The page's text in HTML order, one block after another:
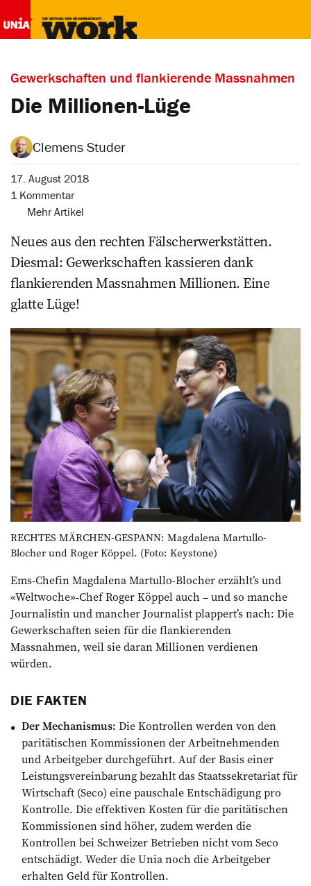
Gewerkschaften und flankierende Massnahmen
Die Millionen-Lüge
Clemens Studer
17. August 2018
1 Kommentar
Mehr Artikel
Neues aus den rechten Fälscherwerkstätten.
Diesmal: Gewerkschaften kassieren dank
flankierenden Massnahmen Millionen. Eine
glatte Lüge!
RECHTES MÄRCHEN-GESPANN: Magdalena Martul­lo-
Blocher und Roger Köppel. (Foto: Keystone)
Ems-Chefin Magdalena Martul­lo-Blocher erzählt’s und
«Weltwoche»-Chef Roger Köppel auch – und so manche
Journalistin und mancher Journalist plappert’s nach: Die
Gewerkschaften seien für die flankierenden
Massnahmen, weil sie daran Millionen verdienen
würden.
DIE FAKTEN
Der Mechanismus: Die Kontrollen werden von den
paritätischen Kommissionen der Arbeitnehmenden
und Arbeitgeber durchgeführt. Auf der Basis einer
Leistungsvereinbarung bezahlt das Staatssekretariat für
Wirtschaft (Seco) eine pauschale Entschädigung pro
Kon­trolle. Die effektiven Kosten für die paritätischen
Kommissionen sind höher, zudem werden die
Kontrollen bei Schweizer Betrieben nicht vom Seco
entschädigt. Weder die Unia noch die Arbeitgeber
erhalten Geld für Kontrollen.